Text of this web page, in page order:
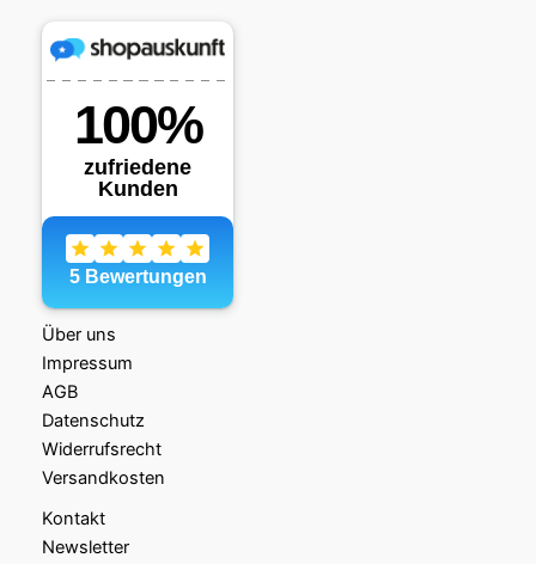
Über uns
Impressum
AGB
Datenschutz
Widerrufsrecht
Versandkosten
Kontakt
Newsletter